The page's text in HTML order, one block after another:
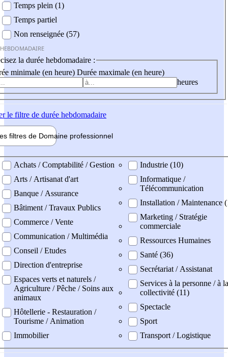
Temps plein (1)
Temps partiel
Non renseignée (57)
la durée hebdomadaire :
minimale (en heure) Durée maximale (en heure)
heures
le filtre de durée hebdomadaire
filtres de Domaine professionnel
professionel
Achats / Comptabilité / Gestion
Arts / Artisanat d'art
Banque / Assurance
Bâtiment / Travaux Publics
Commerce / Vente
Communication / Multimédia
Conseil / Etudes
Direction d'entreprise
Espaces verts et naturels /
Agriculture / Pêche / Soins aux
animaux
Hôtellerie - Restauration /
Tourisme / Animation
Immobilier
Industrie (10)
Informatique /
Télécommunication
Installation / Maintenance
Marketing / Stratégie
commerciale
Ressources Humaines
Santé (36)
Secrétariat / Assistanat
Services à la personne / à la
collectivité (11)
Spectacle
Sport
Transport / Logistique